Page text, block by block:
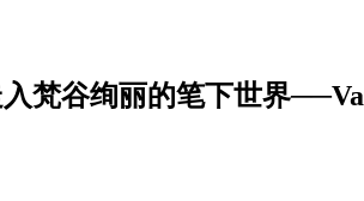
梵谷绚丽的笔下世界